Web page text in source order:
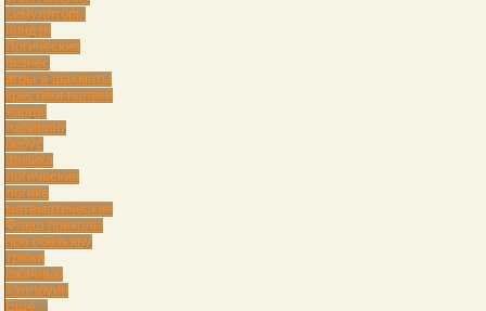
симуляторы
ниндзя
Логические
бизнес
игры в шахматы
крестики-нолики
нарды
лабиринт
ребус
физика
логические
логика
математические
Флеш приколы
про обезьяну
трюки
ржачные
хэллоуин
Ещё...